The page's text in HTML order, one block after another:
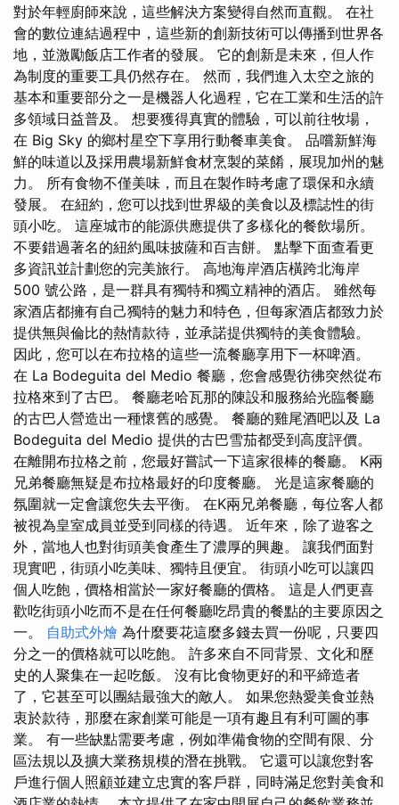
對於年輕廚師來說，這些解決方案變得自然而直觀。 在社
會的數位連結過程中，這些新的創新技術可以傳播到世界各
地，並激勵飯店工作者的發展。 它的創新是未來，但人作
為制度的重要工具仍然存在。 然而，我們進入太空之旅的
基本和重要部分之一是機器人化過程，它在工業和生活的許
多領域日益普及。 想要獲得真實的體驗，可以前往牧場，
在 Big Sky 的鄉村星空下享用行動餐車美食。 品嚐新鮮海
鮮的味道以及採用農場新鮮食材烹製的菜餚，展現加州的魅
力。 所有食物不僅美味，而且在製作時考慮了環保和永續
發展。 在紐約，您可以找到世界級的美食以及標誌性的街
頭小吃。 這座城市的能源供應提供了多樣化的餐飲場所。
不要錯過著名的紐約風味披薩和百吉餅。 點擊下面查看更
多資訊並計劃您的完美旅行。 高地海岸酒店橫跨北海岸
500 號公路，是一群具有獨特和獨立精神的酒店。 雖然每
家酒店都擁有自己獨特的魅力和特色，但每家酒店都致力於
提供無與倫比的熱情款待，並承諾提供獨特的美食體驗。
因此，您可以在布拉格的這些一流餐廳享用下一杯啤酒。
在 La Bodeguita del Medio 餐廳，您會感覺彷彿突然從布
拉格來到了古巴。 餐廳老哈瓦那的陳設和服務給光臨餐廳
的古巴人營造出一種懷舊的感覺。 餐廳的雞尾酒吧以及 La
Bodeguita del Medio 提供的古巴雪茄都受到高度評價。
在離開布拉格之前，您最好嘗試一下這家很棒的餐廳。 K兩
兄弟餐廳無疑是布拉格最好的印度餐廳。 光是這家餐廳的
氛圍就一定會讓您失去平衡。 在K兩兄弟餐廳，每位客人都
被視為皇室成員並受到同樣的待遇。 近年來，除了遊客之
外，當地人也對街頭美食產生了濃厚的興趣。 讓我們面對
現實吧，街頭小吃美味、獨特且便宜。 街頭小吃可以讓四
個人吃飽，價格相當於一家好餐廳的價格。 這是人們更喜
歡吃街頭小吃而不是在任何餐廳吃昂貴的餐點的主要原因之
一。 自助式外燴 為什麼要花這麼多錢去買一份呢，只要四
分之一的價格就可以吃飽。 許多來自不同背景、文化和歷
史的人聚集在一起吃飯。 沒有比食物更好的和平締造者
了，它甚至可以團結最強大的敵人。 如果您熱愛美食並熱
衷於款待，那麼在家創業可能是一項有趣且有利可圖的事
業。 有一些缺點需要考慮，例如準備食物的空間有限、分
區法規以及擴大業務規模的潛在挑戰。 它還可以讓您對客
戶進行個人照顧並建立忠實的客戶群，同時滿足您對美食和